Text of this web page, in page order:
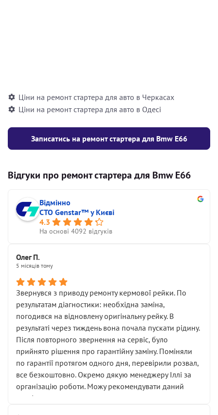
Ціни на ремонт стартера для авто в Черкасах
Ціни на ремонт стартера для авто в Одесі
Записатись на ремонт стартера для Bmw E66
Відгуки про ремонт стартера для Bmw E66
Відмінно
СТО Genstar™ у Києві
4.3
На основі 4092 відгуків
Олег П.
5 місяців тому
Звернувся з приводу ремонту кермової рейки. По
результатам діагностики: необхідна заміна,
погодився на відновлену оригінальну рейку. В
результаті через тиждень вона почала пускати рідину.
Після повторного звернення на сервіс, було
прийнято рішення про гарантійну заміну. Поміняли
по гарантії протягом одного дня, перевірили розвал,
все безкоштовно. Окремо дякую менеджеру Іллі за
організацію роботи. Можу рекомендувати даний
сервіс.